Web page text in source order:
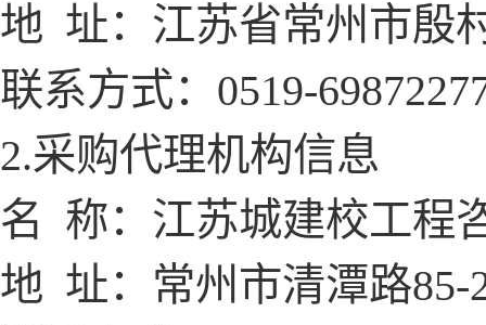
地 址：江苏省常州市殷
联系方式： 0519-
2.采购代理机构信息
名 称：江苏城建校工程
地 址：常州市清潭路85-